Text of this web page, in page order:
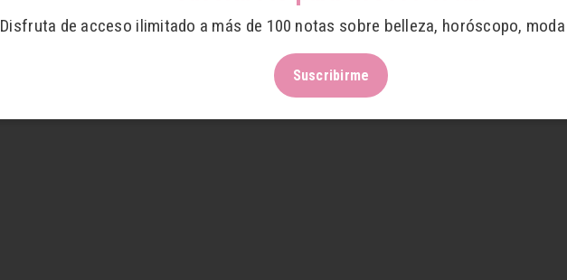
Disfruta de acceso ilimitado a más de 100 notas sobre belleza, horóscopo,
Suscribirme